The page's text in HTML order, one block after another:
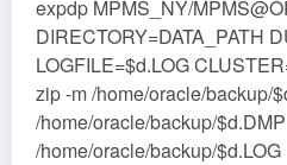
expdp MPMS_NY/
DIRECTORY=DATA_PATH
LOGFILE=$d.LOG
zip -m /home/oracle/backup/
/home/oracle/backup/$d.DMP
/home/oracle/backup/$d.LOG